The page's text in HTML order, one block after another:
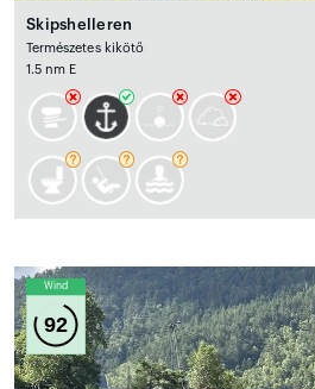
Skipshelleren
Természetes kikötő
1.5 nm E
Wind
92